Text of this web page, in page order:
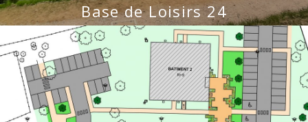
Base de Loisirs 24